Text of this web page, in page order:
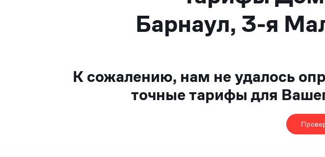
Барнаул, 3-я
К сожалению, нам не удалось
точные тарифы для